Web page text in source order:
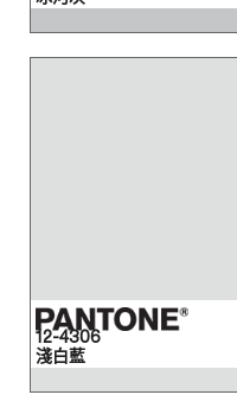
12-4306
淺白藍